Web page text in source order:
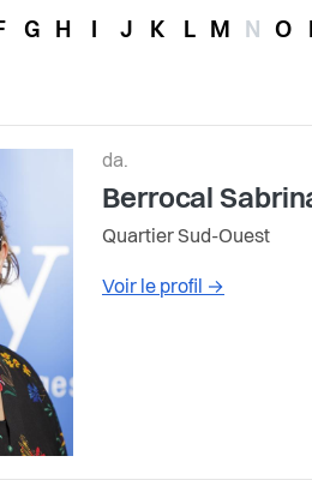
G H I J K L M N O
da.
Berrocal
Quartier Sud-Ouest
Voir le profil →